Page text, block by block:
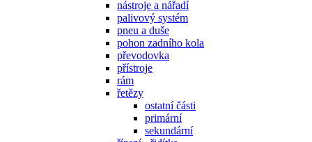
nástroje a nářadí
palivový systém
pneu a duše
pohon zadního kola
převodovka
přístroje
rám
řetězy
ostatní části
primární
sekundární